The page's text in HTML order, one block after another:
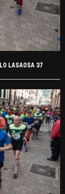
LASAOSA 37